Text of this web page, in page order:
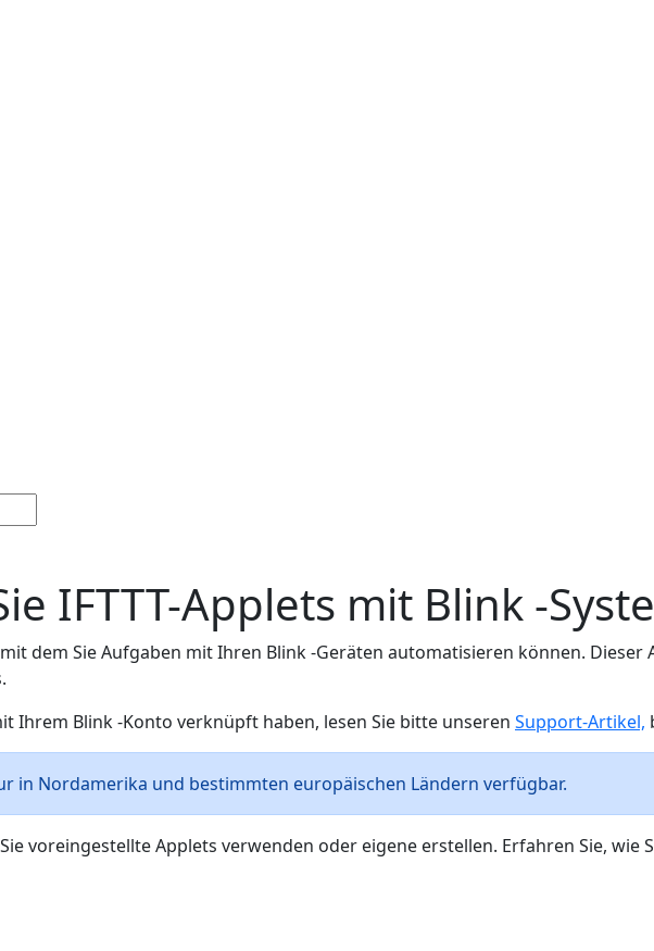
IFTTT-Applets mit Blink -
mit dem Sie Aufgaben mit Ihren Blink -Geräten automatisieren können.
Ihrem Blink -Konto verknüpft haben, lesen Sie bitte unseren Support-Artikel,
in Nordamerika und bestimmten europäischen Ländern verfügbar.
voreingestellte Applets verwenden oder eigene erstellen. Erfahren Sie,